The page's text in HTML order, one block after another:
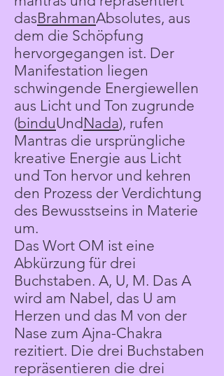
dasBrahmanAbsolutes, aus
dem die Schöpfung
hervorgegangen ist. Der
Manifestation liegen
schwingende Energiewellen
aus Licht und Ton zugrunde
(binduUndNada), rufen
Mantras die ursprüngliche
kreative Energie aus Licht
und Ton hervor und kehren
den Prozess der Verdichtung
des Bewusstseins in Materie
um.
Das Wort OM ist eine
Abkürzung für drei
Buchstaben. A, U, M. Das A
wird am Nabel, das U am
Herzen und das M von der
Nase zum Ajna-Chakra
rezitiert. Die drei Buchstaben
repräsentieren die drei